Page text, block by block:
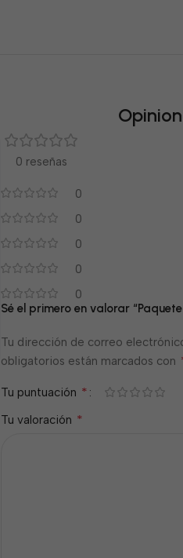
0 reseñas
0
0
0
0
0
Sé el primero en valorar
Tu dirección de correo
obligatorios están marcados con
Tu puntuación *
Tu valoración *